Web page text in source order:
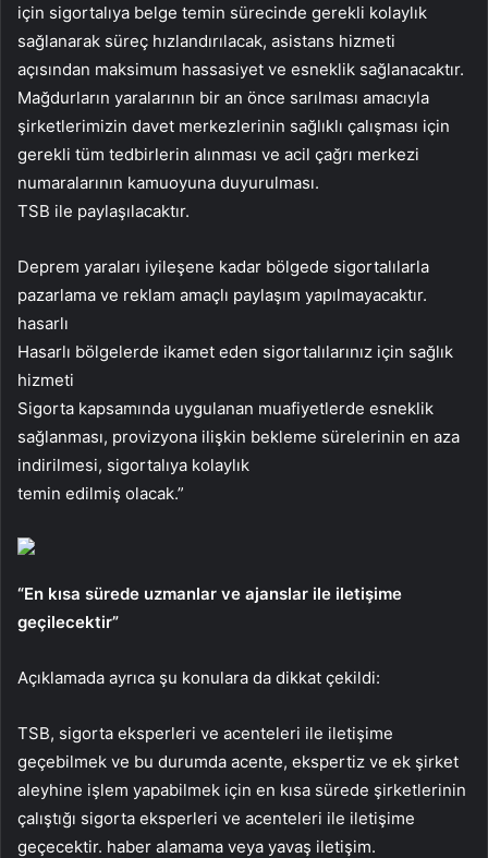
için sigortalıya belge temin sürecinde gerekli kolaylık
sağlanarak süreç hızlandırılacak, asistans hizmeti
açısından maksimum hassasiyet ve esneklik sağlanacaktır.
Mağdurların yaralarının bir an önce sarılması amacıyla
şirketlerimizin davet merkezlerinin sağlıklı çalışması için
gerekli tüm tedbirlerin alınması ve acil çağrı merkezi
numaralarının kamuoyuna duyurulması.
TSB ile paylaşılacaktır.
Deprem yaraları iyileşene kadar bölgede sigortalılarla
pazarlama ve reklam amaçlı paylaşım yapılmayacaktır.
hasarlı
Hasarlı bölgelerde ikamet eden sigortalılarınız için sağlık
hizmeti
Sigorta kapsamında uygulanan muafiyetlerde esneklik
sağlanması, provizyona ilişkin bekleme sürelerinin en aza
indirilmesi, sigortalıya kolaylık
temin edilmiş olacak.”
“En kısa sürede uzmanlar ve ajanslar ile iletişime
geçilecektir”
Açıklamada ayrıca şu konulara da dikkat çekildi:
TSB, sigorta eksperleri ve acenteleri ile iletişime
geçebilmek ve bu durumda acente, ekspertiz ve ek şirket
aleyhine işlem yapabilmek için en kısa sürede şirketlerinin
çalıştığı sigorta eksperleri ve acenteleri ile iletişime
geçecektir. haber alamama veya yavaş iletişim.